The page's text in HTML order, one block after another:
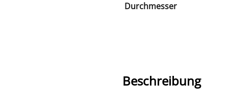
Durchmesser
Beschreibung